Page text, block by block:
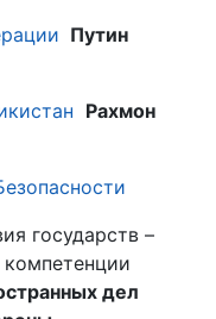
Путин
Рахмон
государств –
дел